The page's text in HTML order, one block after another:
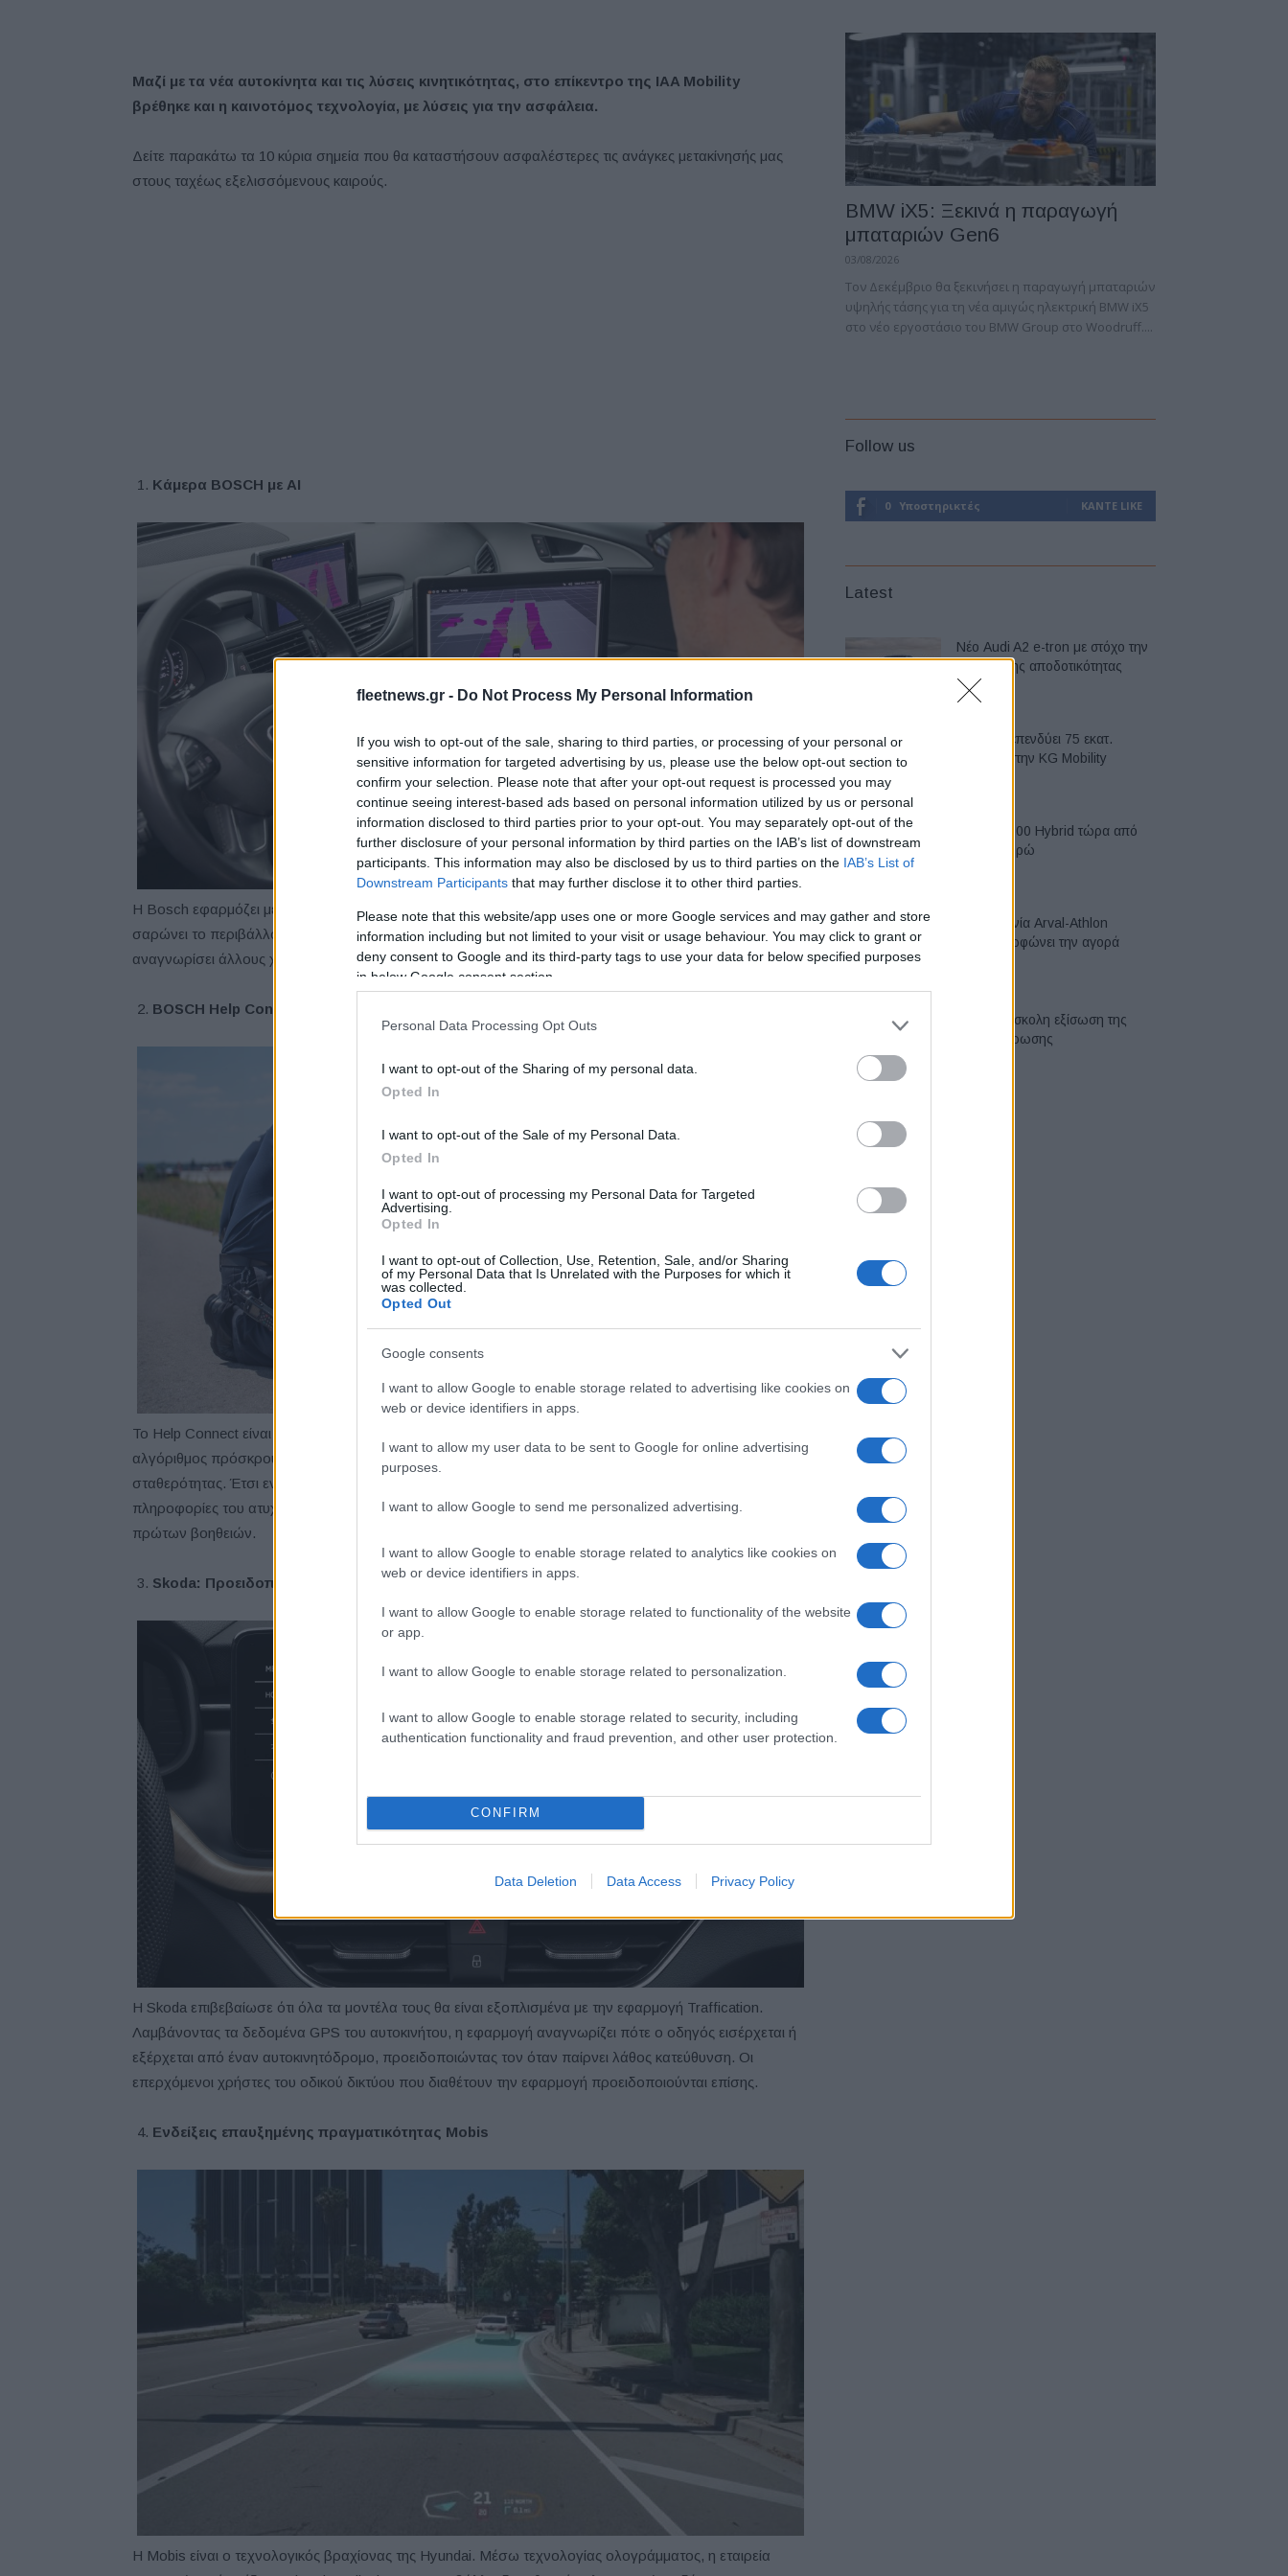
fleetnews.gr - Do Not Process My Personal Information
If you wish to opt-out of the sale, sharing to third parties, or processing of your personal or
sensitive information for targeted advertising by us, please use the below opt-out section to
confirm your selection. Please note that after your opt-out request is processed you may
continue seeing interest-based ads based on personal information utilized by us or personal
information disclosed to third parties prior to your opt-out. You may separately opt-out of the
further disclosure of your personal information by third parties on the IAB’s list of downstream
participants. This information may also be disclosed by us to third parties on the IAB’s List of
Downstream Participants that may further disclose it to other third parties.
Please note that this website/app uses one or more Google services and may gather and store
information including but not limited to your visit or usage behaviour. You may click to grant or
deny consent to Google and its third-party tags to use your data for below specified purposes
in below Google consent section.
Personal Data Processing Opt Outs
I want to opt-out of the Sharing of my personal data.
Opted In
I want to opt-out of the Sale of my Personal Data.
Opted In
I want to opt-out of processing my Personal Data for Targeted
Advertising.
Opted In
I want to opt-out of Collection, Use, Retention, Sale, and/or Sharing
of my Personal Data that Is Unrelated with the Purposes for which it
was collected.
Opted Out
Google consents
I want to allow Google to enable storage related to advertising like cookies on
web or device identifiers in apps.
I want to allow my user data to be sent to Google for online advertising
purposes.
I want to allow Google to send me personalized advertising.
I want to allow Google to enable storage related to analytics like cookies on
web or device identifiers in apps.
I want to allow Google to enable storage related to functionality of the website
or app.
I want to allow Google to enable storage related to personalization.
I want to allow Google to enable storage related to security, including
authentication functionality and fraud prevention, and other user protection.
CONFIRM
Data Deletion Data Access Privacy Policy
Μαζί με τα νέα αυτοκίνητα και τις λύσεις κινητικότητας, στο επίκεντρο της IAA Mobility
βρέθηκε και η καινοτόμος τεχνολογία, με λύσεις για την ασφάλεια.
Δείτε παρακάτω τα 10 κύρια σημεία που θα καταστήσουν ασφαλέστερες τις ανάγκες μετακίνησής μας
στους ταχέως εξελισσόμενους καιρούς.
Κάμερα BOSCH με AI
Η Bosch εφαρμόζει μεθόδους τεχνητής νοημοσύνης (AI) στην κάμερα πολλαπλών χρήσεων που
σαρώνει το περιβάλλον των οχημάτων. Η AI επεξηγεί την καταγραφή της κάμερας. Μπορεί να
αναγνωρίσει άλλους χρήστες του οδικού δικτύου ιδιαίτερα αξιόπιστα.
BOSCH Help Connect
Το Help Connect είναι ένα ψηφιακά συνδεδεμένο σύστημα κλήσεων έκτακτης ανάγκης. Ένας έξυπνος
αλγόριθμος πρόσκρουσης προστίθεται στους αισθητήρες επιτάχυνσης του συστήματος ελέγχου
σταθερότητας. Έτσι εντοπίζονται αυτομάτως τα ατυχήματα. Μια εφαρμογή smartphone μεταδίδει
πληροφορίες του ατυχήματος και του αναβάτη στο κέντρο εξυπηρέτησης και από εκεί στις υπηρεσίες
πρώτων βοηθειών.
Skoda: Προειδοποίηση οδηγού για λάθος κατεύθυνση
Η Skoda επιβεβαίωσε ότι όλα τα μοντέλα τους θα είναι εξοπλισμένα με την εφαρμογή Traffication.
Λαμβάνοντας τα δεδομένα GPS του αυτοκινήτου, η εφαρμογή αναγνωρίζει πότε ο οδηγός εισέρχεται ή
εξέρχεται από έναν αυτοκινητόδρομο, προειδοποιώντας τον όταν παίρνει λάθος κατεύθυνση. Οι
επερχόμενοι χρήστες του οδικού δικτύου που διαθέτουν την εφαρμογή προειδοποιούνται επίσης.
Ενδείξεις επαυξημένης πραγματικότητας Mobis
Η Mobis είναι ο τεχνολογικός βραχίονας της Hyundai. Μέσω τεχνολογίας ολογράμματος, η εταιρεία
BMW iX5: Ξεκινά η παραγωγή
μπαταριών Gen6
03/08/2026
Τον Δεκέμβριο θα ξεκινήσει η παραγωγή μπαταριών
υψηλής τάσης για τη νέα αμιγώς ηλεκτρική BMW iX5
στο νέο εργοστάσιο του BMW Group στο Woodruff....
Follow us
0 Υποστηρικτές ΚΆΝΤΕ LIKE
Latest
Νέο Audi A2 e-tron με στόχο την
κορυφή της αποδοτικότητας
05/08/2026
Η Chery επενδύει 75 εκατ.
δολάρια στην KG Mobility
Το FIAT 500 Hybrid τώρα από
18.990 ευρώ
Η συμφωνία Arval-Athlon
αναδιαμορφώνει την αγορά
VW: Η δύσκολη εξίσωση της
αναδιάρθρωσης